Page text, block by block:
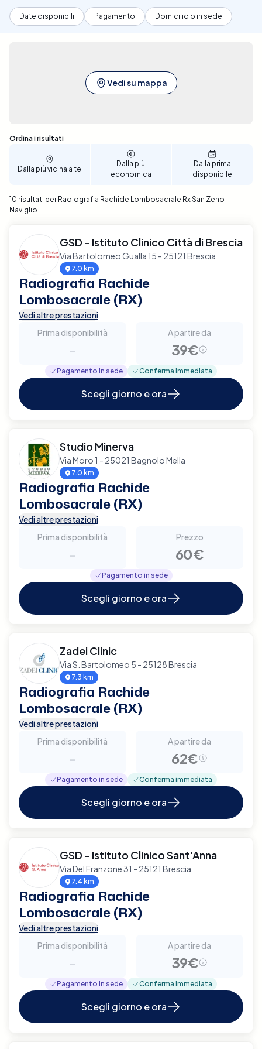
Date disponibili Pagamento Domicilio o in sede
Vedi su mappa
Sono stati trovati 10 risultati
Ordina i risultati
Dalla più vicina a te
Dalla più
economica
Dalla prima
disponibile
10 risultati per Radiografia Rachide Lombosacrale Rx San Zeno
Naviglio
GSD - Istituto Clinico Città di Brescia
Via Bartolomeo Gualla 15 - 25121 Brescia
7.0 km
Radiografia Rachide
Lombosacrale (RX)
Vedi altre prestazioni
Prima disponibilità
-
A partire da
39€
Pagamento in sede Conferma immediata
Scegli giorno e ora
Studio Minerva
Via Moro 1 - 25021 Bagnolo Mella
7.0 km
Radiografia Rachide
Lombosacrale (RX)
Vedi altre prestazioni
Prima disponibilità
-
Prezzo
60€
Pagamento in sede
Scegli giorno e ora
Zadei Clinic
Via S. Bartolomeo 5 - 25128 Brescia
7.3 km
Radiografia Rachide
Lombosacrale (RX)
Vedi altre prestazioni
Prima disponibilità
-
A partire da
62€
Pagamento in sede Conferma immediata
Scegli giorno e ora
GSD - Istituto Clinico Sant'Anna
Via Del Franzone 31 - 25121 Brescia
7.4 km
Radiografia Rachide
Lombosacrale (RX)
Vedi altre prestazioni
Prima disponibilità
-
A partire da
39€
Pagamento in sede Conferma immediata
Scegli giorno e ora